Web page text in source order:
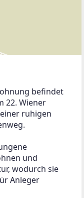
befindet
22. Wiener
ruhigen
und
wodurch sie
Anleger